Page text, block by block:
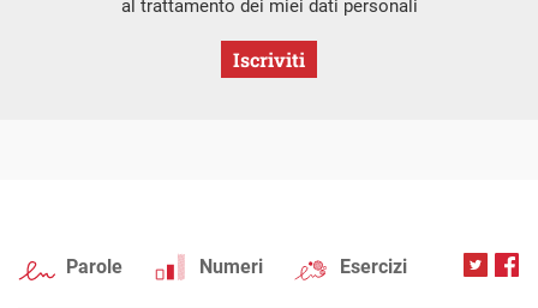
al trattamento dei miei dati personali
Iscriviti
Parole Numeri Esercizi